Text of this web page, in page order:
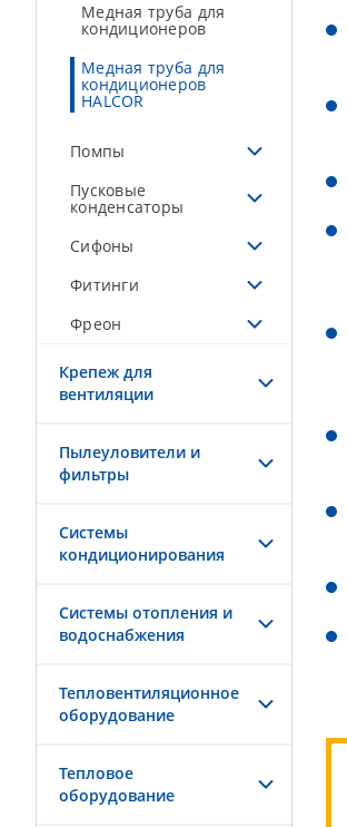
Медная труба для
кондиционеров
Медная труба для
кондиционеров
HALCOR
Помпы
Пусковые
конденсаторы
Сифоны
Фитинги
Фреон
Крепеж для
вентиляции
Пылеуловители и
фильтры
Системы
кондиционирования
Системы отопления и
водоснабжения
Тепловентиляционное
оборудование
Тепловое
оборудование